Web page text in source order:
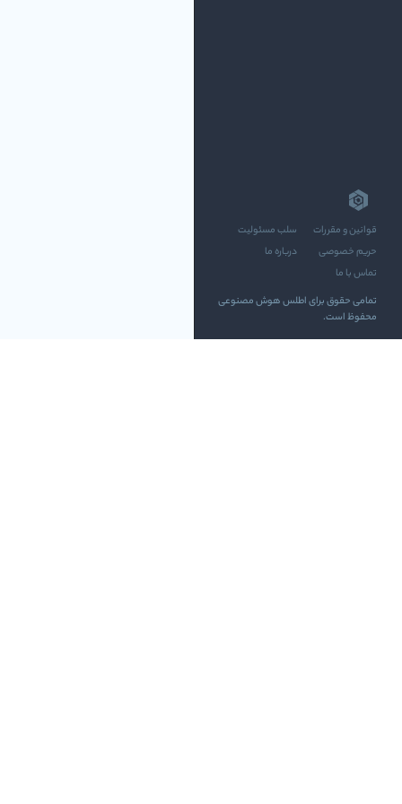
قوانین و مقررات
سلب مسئولیت
حریم خصوصی
درباره ما
تماس با ما
تمامی حقوق برای اطلس هوش مصنوعی
محفوظ است.